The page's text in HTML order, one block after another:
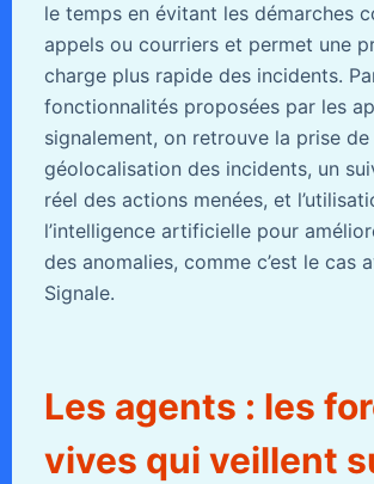
le temps en évitant les démarches
appels ou courriers et permet une
charge plus rapide des incidents.
fonctionnalités proposées par les
signalement, on retrouve la prise
géolocalisation des incidents, un
réel des actions menées, et
l’intelligence artificielle pour
des anomalies, comme c’est le cas
Signale.
Les agents : les
vives qui veillent